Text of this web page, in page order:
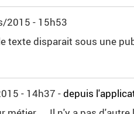
2015 - 15h53
texte disparait sous une
- 14h37 -depuis